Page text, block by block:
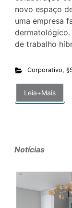
novo espaço
uma empresa
de trabalho
Corporativo,
Leia+Mais
Notícias